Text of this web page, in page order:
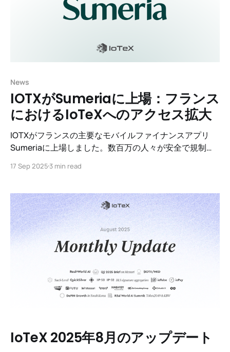
News
IOTXがSumeriaに上場：フランス
におけるIoTeXへのアクセス拡大
IOTXがフランスの主要なモバイルファイナンスアプリ
Sumeriaに上場しました。数百万の人々が安全で規制さ
うになりました。
17 Sep 20253 min read
IoTeX 2025年8月のアップデート